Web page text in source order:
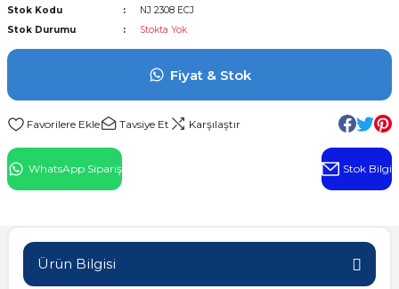
Rulman
Stok Kodu
NJ 2308 ECJ
Stok Durumu
Stokta Yok
Fiyat & Stok
Tavsiye Et Karşılaştır
WhatsApp Sipariş Stok Bilgi
Ürün Bilgisi